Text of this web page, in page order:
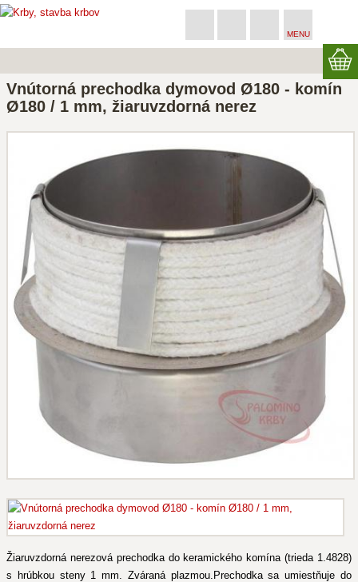
MENU
Vnútorná prechodka dymovod Ø180 - komín
Ø180 / 1 mm, žiaruvzdorná nerez
Žiaruvzdorná nerezová prechodka do keramického komína (trieda 1.4828)
s hrúbkou steny 1 mm. Zváraná plazmou.Prechodka sa umiestňuje do